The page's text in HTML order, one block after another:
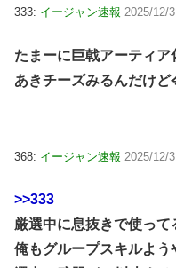
333: イージャン速報 2025/12/
たまーに巨戟アーティ
あきチーズみるんだけど
368: イージャン速報 2025/12/
>>333
厳選中に息抜きで使って
俺もグループスキルよ